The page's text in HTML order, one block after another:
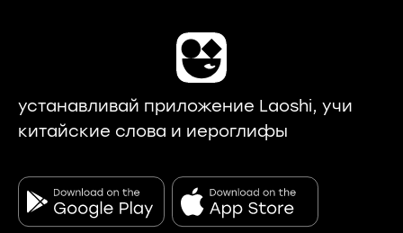
устанавливай приложение Laoshi, учи
китайские слова и иероглифы